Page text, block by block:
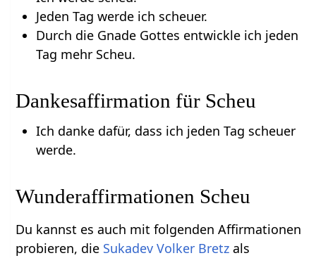
Jeden Tag werde ich scheuer.
Durch die Gnade Gottes entwickle ich jeden
Tag mehr Scheu.
Dankesaffirmation für Scheu
Ich danke dafür, dass ich jeden Tag scheuer
werde.
Wunderaffirmationen Scheu
Du kannst es auch mit folgenden Affirmationen
probieren, die Sukadev Volker Bretz als